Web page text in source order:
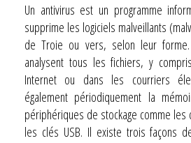
Un antivirus est un programme
supprime les logiciels malveillants
de Troie ou vers, selon leur forme.
analysent tous les fichiers, y
Internet ou dans les courriers
également périodiquement la
périphériques de stockage comme
les clés USB. Il existe trois façons